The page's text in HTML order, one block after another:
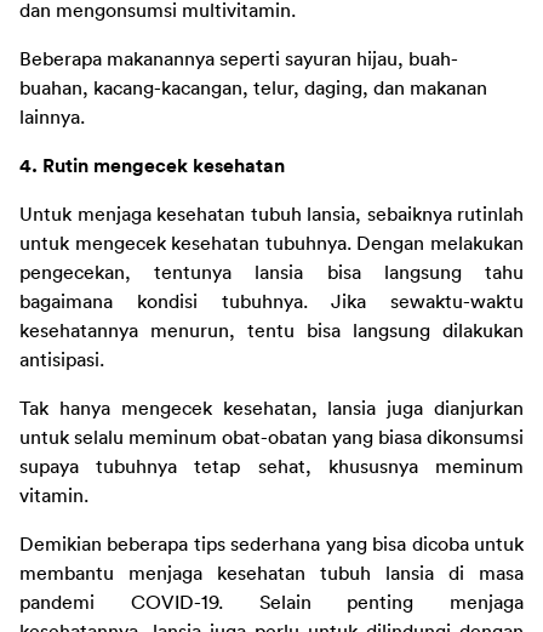
dan mengonsumsi multivitamin.
Beberapa makanannya seperti sayuran hijau, buah-
buahan, kacang-kacangan, telur, daging, dan makanan
lainnya.
4. Rutin mengecek kesehatan
Untuk menjaga kesehatan tubuh lansia, sebaiknya rutinlah
untuk mengecek kesehatan tubuhnya. Dengan melakukan
pengecekan, tentunya lansia bisa langsung tahu
bagaimana kondisi tubuhnya. Jika sewaktu-waktu
kesehatannya menurun, tentu bisa langsung dilakukan
antisipasi.
Tak hanya mengecek kesehatan, lansia juga dianjurkan
untuk selalu meminum obat-obatan yang biasa dikonsumsi
supaya tubuhnya tetap sehat, khususnya meminum
vitamin.
Demikian beberapa tips sederhana yang bisa dicoba untuk
membantu menjaga kesehatan tubuh lansia di masa
pandemi COVID-19. Selain penting menjaga